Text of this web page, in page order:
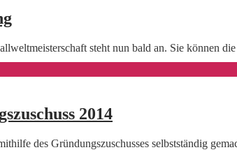
steht nun bald an. Sie können
2014
des Gründungszuschusses selbstständig